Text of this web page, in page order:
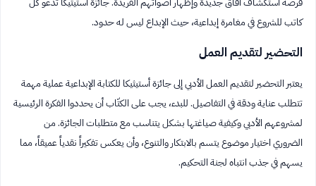
كاتب للشروع في مغامرة إبداعية، حيث الإبداع ليس له حدود.
التحضير لتقديم العمل
يعتبر التحضير لتقديم العمل الأدبي إلى جائزة أستيثيكا للكتابة الإبداعية عملية مهمة
تتطلب عناية ودقة في التفاصيل. للبدء، يجب على الكتّاب أن يحددوا الفكرة الرئيسية
لمشروعهم الأدبي وكيفية صياغتها بشكل يتناسب مع متطلبات الجائزة. من
الضروري اختيار موضوع يتسم بالابتكار والتنوع، وأن يعكس تفكيراً نقدياً عميقاً، مما
يسهم في جذب انتباه لجنة التحكيم.